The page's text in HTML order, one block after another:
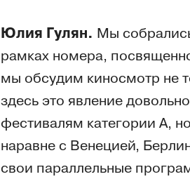
Юлия Гулян. Мы
рамках номера,
мы обсудим киносмотр не
здесь это явление
фестивалям категории А,
наравне с Венецией,
свои параллельные